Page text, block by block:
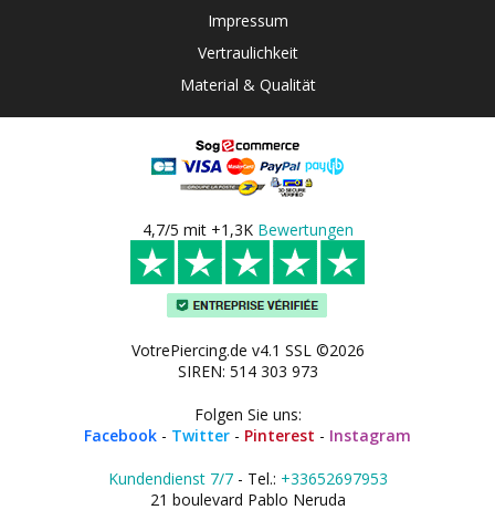
Impressum
Vertraulichkeit
Material & Qualität
4,7/5 mit +1,3K Bewertungen
VotrePiercing.de v4.1 SSL ©2026
SIREN: 514 303 973
Folgen Sie uns:
Facebook - Twitter - Pinterest - Instagram
Kundendienst 7/7- Tel.: +33652697953
21 boulevard Pablo Neruda